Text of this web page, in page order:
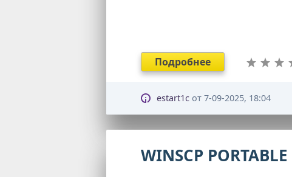
Подробнее
estart1cот 7-09-2025, 18:04
WINSCP PORTABLE